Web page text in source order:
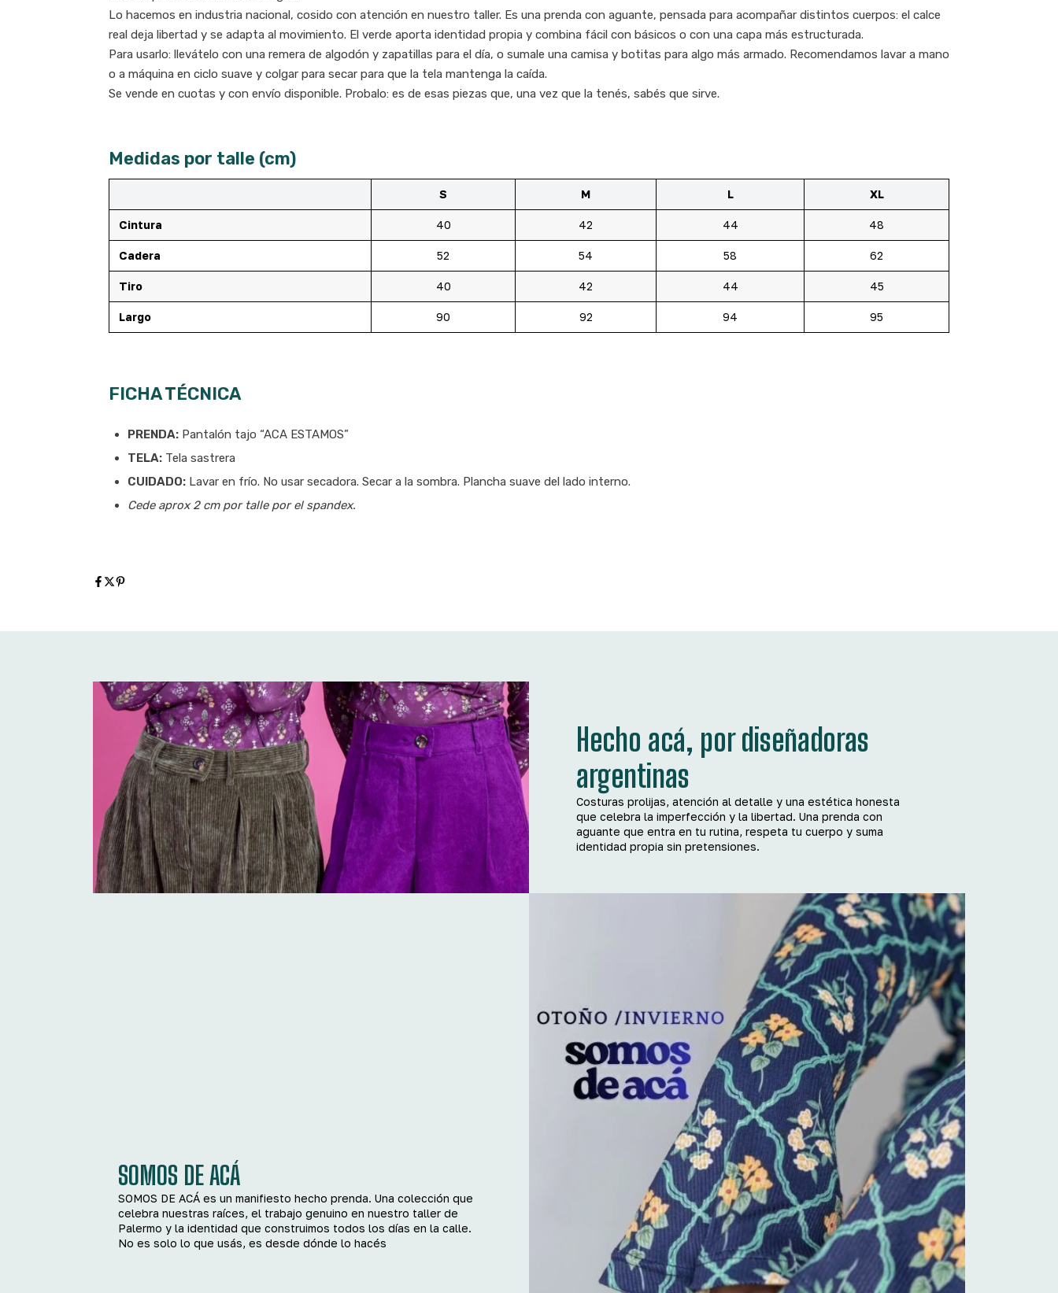
Lo hacemos en industria nacional, cosido con atención en nuestro taller. Es una prenda con aguante, pensada para acompañar distintos cuerpos: el calce
real deja libertad y se adapta al movimiento. El verde aporta identidad propia y combina fácil con básicos o con una capa más estructurada.
Para usarlo: llevátelo con una remera de algodón y zapatillas para el día, o sumale una camisa y botitas para algo más armado. Recomendamos lavar a mano
o a máquina en ciclo suave y colgar para secar para que la tela mantenga la caída.
Se vende en cuotas y con envío disponible. Probalo: es de esas piezas que, una vez que la tenés, sabés que sirve.
Medidas por talle (cm)
S M L XL
Cintura 40 42 44 48
Cadera 52 54 58 62
Tiro 40 42 44 45
Largo 90 92 94 95
FICHA TÉCNICA
PRENDA: Pantalón tajo “ACA ESTAMOS”
TELA: Tela sastrera
CUIDADO: Lavar en frío. No usar secadora. Secar a la sombra. Plancha suave del lado interno.
Cede aprox 2 cm por talle por el spandex.
Hecho acá, por diseñadoras
argentinas
Costuras prolijas, atención al detalle y una estética honesta
que celebra la imperfección y la libertad. Una prenda con
aguante que entra en tu rutina, respeta tu cuerpo y suma
identidad propia sin pretensiones.
SOMOS DE ACÁ
SOMOS DE ACÁ es un manifiesto hecho prenda. Una colección que
celebra nuestras raíces, el trabajo genuino en nuestro taller de
Palermo y la identidad que construimos todos los días en la calle.
No es solo lo que usás, es desde dónde lo hacés